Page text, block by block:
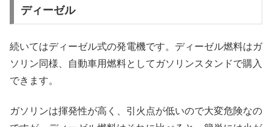
ディーゼル
続いてはディーゼル式の発電機です。ディーゼル燃料はガ
ソリン同様、自動車用燃料としてガソリンスタンドで購入
できます。
ガソリンは揮発性が高く、引火点が低いので大変危険なの